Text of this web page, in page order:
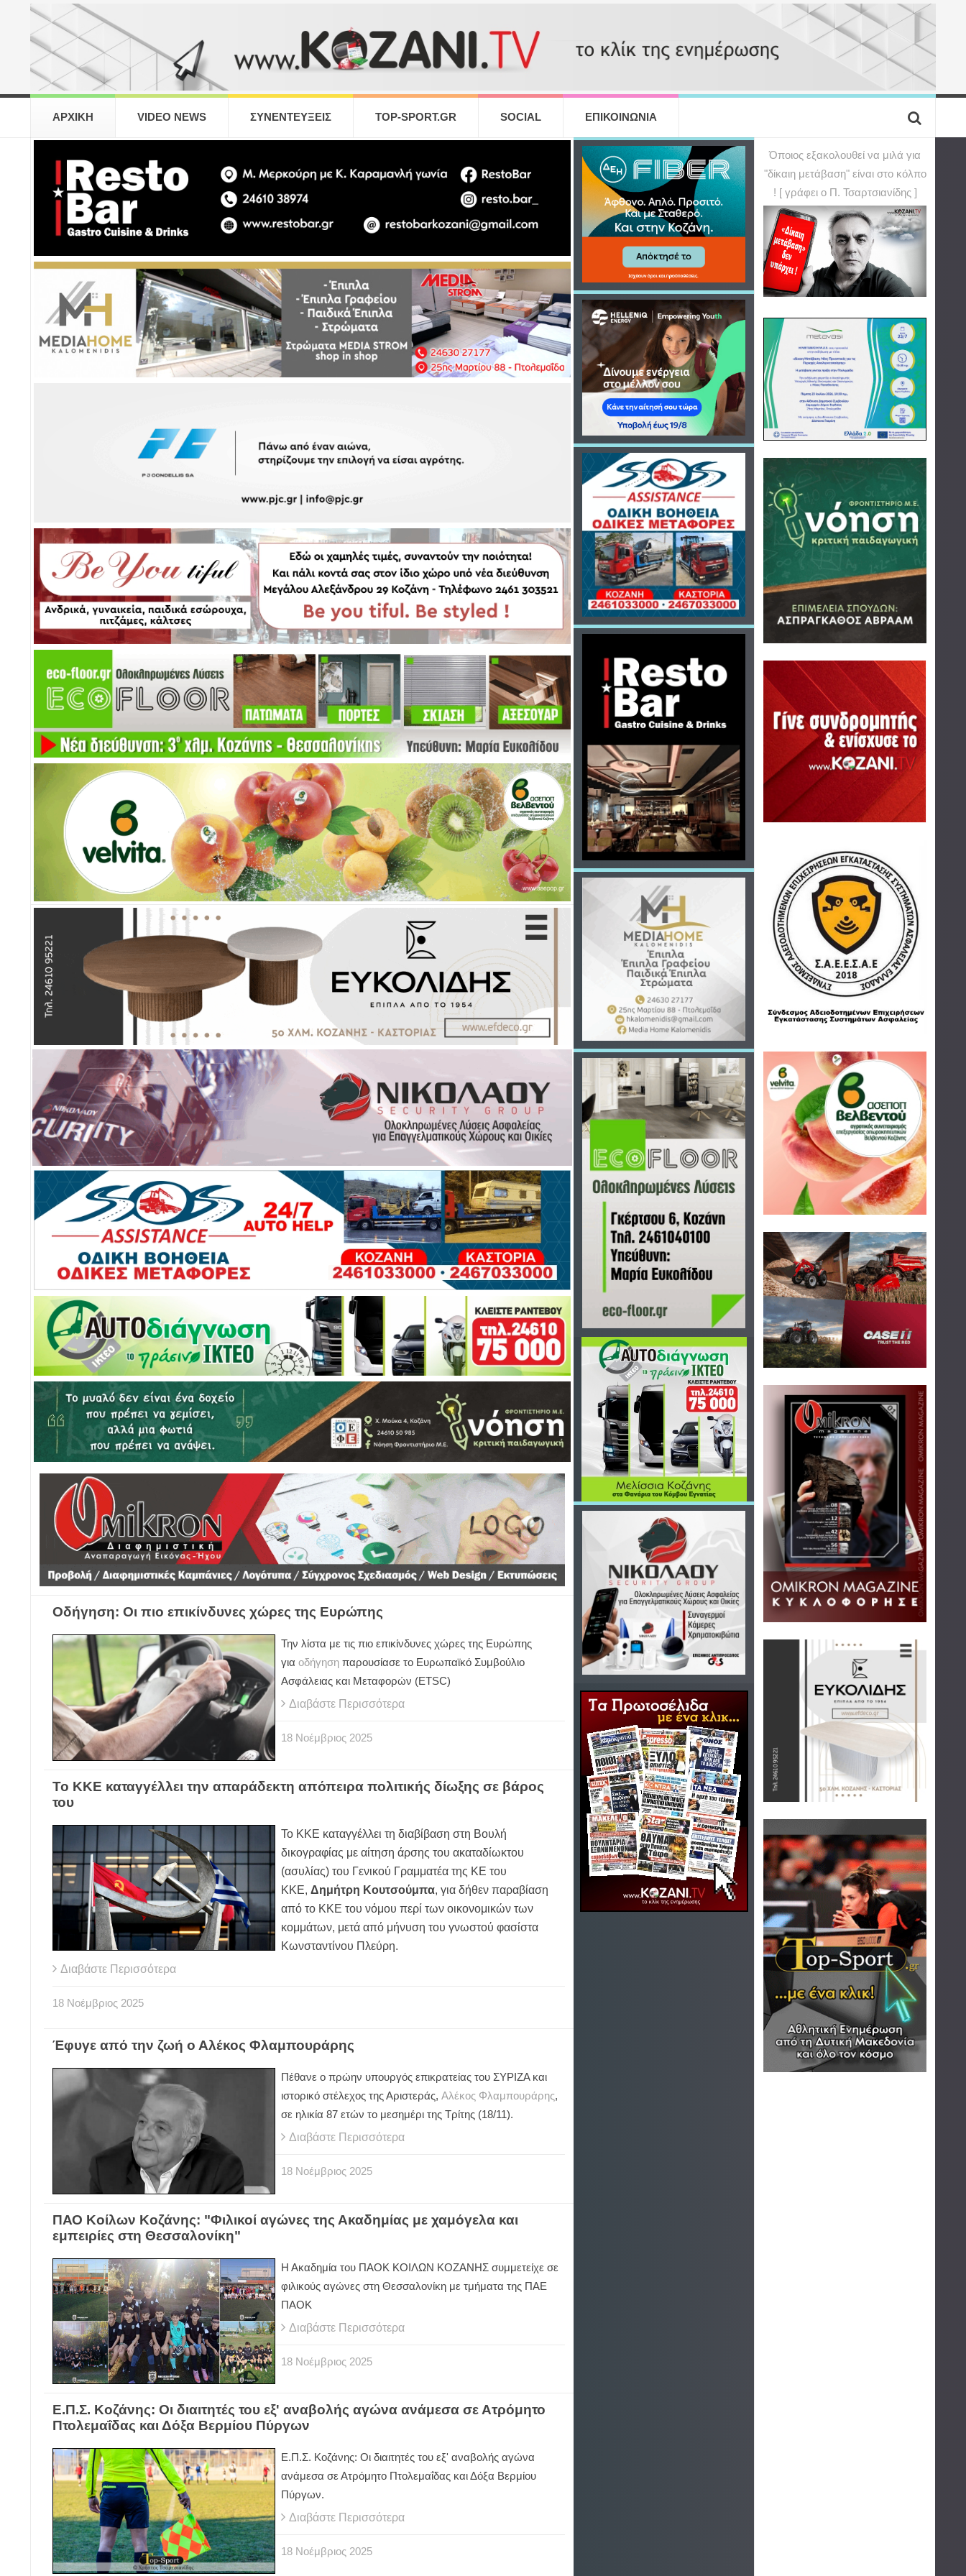
ΑΡΧΙΚΗ VIDEO NEWS ΣΥΝΕΝΤΕΥΞΕΙΣ TOP-SPORT.GR SOCIAL ΕΠΙΚΟΙΝΩΝΙΑ
Οδήγηση: Οι πιο επικίνδυνες χώρες της Ευρώπης
Την λίστα με τις πιο επικίνδυνες χώρες της Ευρώπης
για οδήγηση παρουσίασε το Ευρωπαϊκό Συμβούλιο
Ασφάλειας και Μεταφορών (ETSC)
Διαβάστε Περισσότερα
18 Νοέμβριος 2025
Το ΚΚΕ καταγγέλλει την απαράδεκτη απόπειρα πολιτικής δίωξης σε βάρος
του
Το ΚΚΕ καταγγέλλει τη διαβίβαση στη Βουλή
δικογραφίας με αίτηση άρσης του ακαταδίωκτου
(ασυλίας) του Γενικού Γραμματέα της ΚΕ του
ΚΚΕ, Δημήτρη Κουτσούμπα, για δήθεν παραβίαση
από το ΚΚΕ του νόμου περί των οικονομικών των
κομμάτων, μετά από μήνυση του γνωστού φασίστα
Κωνσταντίνου Πλεύρη.
Διαβάστε Περισσότερα
18 Νοέμβριος 2025
Έφυγε από την ζωή ο Αλέκος Φλαμπουράρης
Πέθανε ο πρώην υπουργός επικρατείας του ΣΥΡΙΖΑ και
ιστορικό στέλεχος της Αριστεράς, Αλέκος Φλαμπουράρης,
σε ηλικία 87 ετών το μεσημέρι της Τρίτης (18/11).
Διαβάστε Περισσότερα
18 Νοέμβριος 2025
ΠΑΟ Κοίλων Κοζάνης: "Φιλικοί αγώνες της Ακαδημίας με χαμόγελα και
εμπειρίες στη Θεσσαλονίκη"
Η Ακαδημία του ΠΑΟΚ ΚΟΙΛΩΝ ΚΟΖΑΝΗΣ συμμετείχε σε
φιλικούς αγώνες στη Θεσσαλονίκη με τμήματα της ΠΑΕ
ΠΑΟΚ
Διαβάστε Περισσότερα
18 Νοέμβριος 2025
Ε.Π.Σ. Κοζάνης: Οι διαιτητές του εξ' αναβολής αγώνα ανάμεσα σε Ατρόμητο
Πτολεμαΐδας και Δόξα Βερμίου Πύργων
Ε.Π.Σ. Κοζάνης: Οι διαιτητές του εξ' αναβολής αγώνα
ανάμεσα σε Ατρόμητο Πτολεμαΐδας και Δόξα Βερμίου
Πύργων.
Διαβάστε Περισσότερα
18 Νοέμβριος 2025
Όποιος εξακολουθεί να μιλά για
"δίκαιη μετάβαση" είναι στο κόλπο
! [ γράφει ο Π. Τσαρτσιανίδης ]